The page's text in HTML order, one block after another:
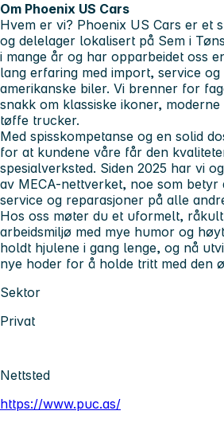
Om Phoenix US Cars
Hvem er vi? Phoenix US Cars er et
og delelager lokalisert på Sem i
i mange år og har opparbeidet oss
lang erfaring med import, service
amerikanske biler. Vi brenner for
snakk om klassiske ikoner,
tøffe trucker.
Med spisskompetanse og en solid
for at kundene våre får den
spesialverksted. Siden 2025 har vi
av MECA-nettverket, noe som
service og reparasjoner på alle
Hos oss møter du et uformelt,
arbeidsmiljø med mye humor og
holdt hjulene i gang lenge, og nå
nye hoder for å holde tritt med den
Sektor
Privat
Nettsted
https://www.puc.as/